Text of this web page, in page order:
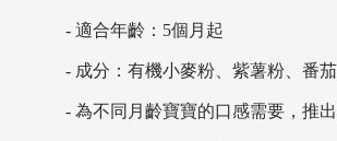
- 適合年齡：5個月起
- 成分：有機小麥粉、紫薯粉、番
- 為不同月齡寶寶的口感需要，推